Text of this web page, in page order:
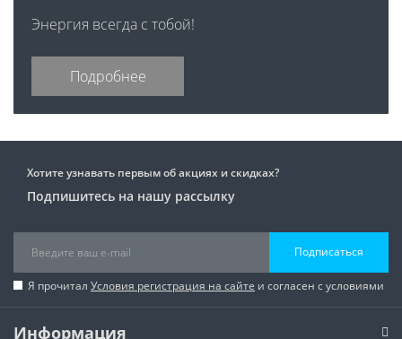
Энергия всегда с тобой!
Подробнее
Хотите узнавать первым об акциях и скидках?
Подпишитесь на нашу рассылку
Подписаться
Я прочитал Условия регистрация на сайте и согласен с условиями
Информация